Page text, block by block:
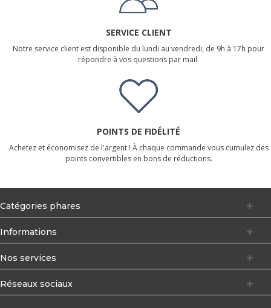
SERVICE CLIENT
Notre service client est disponible du lundi au vendredi, de 9h à 17h pour
répondre à vos questions par mail.
POINTS DE FIDÉLITÉ
Achetez et économisez de l'argent ! À chaque commande vous cumulez des
points convertibles en bons de réductions.
Catégories phares
Informations
Nos services
Réseaux sociaux